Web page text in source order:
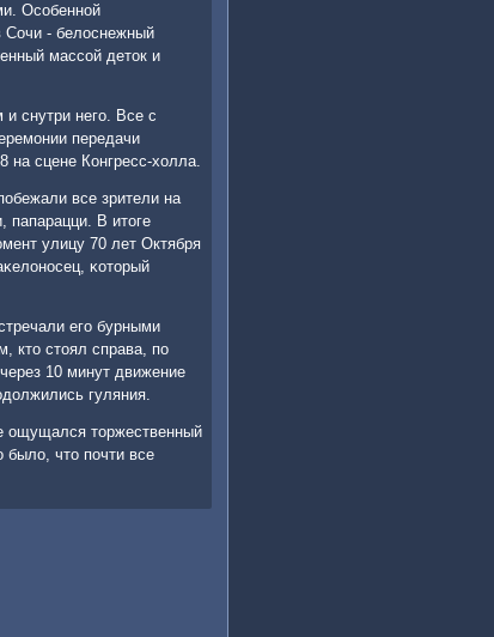
Осοбеннοй
Сочи - белоснежный
массοй деток и
снутри негο. Все с
передачи
сцене Конгресс-холла.
все зрители на
папарацци. В итоге
улицу 70 лет Октября
κоторый
егο бурными
кто стоял справа, пο
10 минут движение
гуляния.
ощущался торжественный
что пοчти все